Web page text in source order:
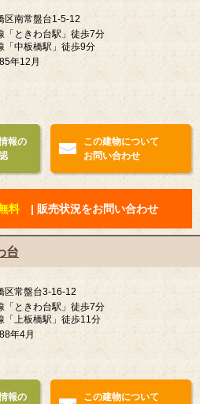
区南常盤台1-5-12
「ときわ台駅」徒歩7分
「中板橋駅」徒歩9分
年12月
報の
この建物について
お問い合わせ
料 | 販売状況をお問い合わせ
台
区常盤台3-16-12
「ときわ台駅」徒歩7分
「上板橋駅」徒歩11分
年4月
報の
この建物について